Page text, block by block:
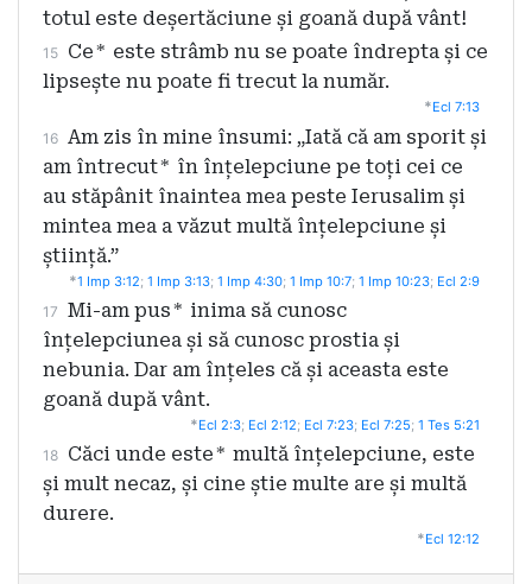
totul este deșertăciune și goană după vânt!
15 Ce* este strâmb nu se poate îndrepta și ce
lipsește nu poate fi trecut la număr.
*Ecl 7:13
16 Am zis în mine însumi: „Iată că am sporit și
am întrecut* în înțelepciune pe toți cei ce
au stăpânit înaintea mea peste Ierusalim și
mintea mea a văzut multă înțelepciune și
știință.”
*1 Imp 3:12; 1 Imp 3:13; 1 Imp 4:30; 1 Imp 10:7; 1 Imp 10:23; Ecl 2:9
17 Mi-am pus* inima să cunosc
înțelepciunea și să cunosc prostia și
nebunia. Dar am înțeles că și aceasta este
goană după vânt.
*Ecl 2:3; Ecl 2:12; Ecl 7:23; Ecl 7:25; 1 Tes 5:21
18 Căci unde este* multă înțelepciune, este
și mult necaz, și cine știe multe are și multă
durere.
*Ecl 12:12